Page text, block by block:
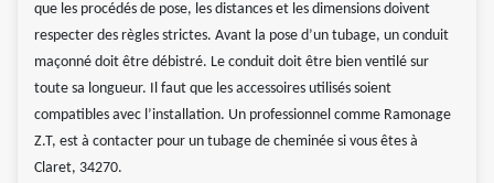
que les procédés de pose, les distances et les dimensions doivent
respecter des règles strictes. Avant la pose d’un tubage, un conduit
maçonné doit être débistré. Le conduit doit être bien ventilé sur
toute sa longueur. Il faut que les accessoires utilisés soient
compatibles avec l’installation. Un professionnel comme Ramonage
Z.T, est à contacter pour un tubage de cheminée si vous êtes à
Claret, 34270.